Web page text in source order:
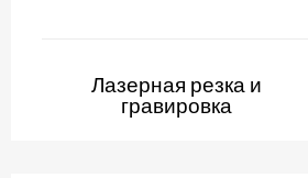
Лазерная резка и
гравировка